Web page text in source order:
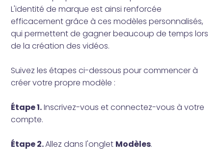
L'identité de marque est ainsi renforcée
efficacement grâce à ces modèles personnalisés,
qui permettent de gagner beaucoup de temps lors
de la création des vidéos.
Suivez les étapes ci-dessous pour commencer à
créer votre propre modèle :
Étape 1.Inscrivez-vous et connectez-vous à votre
compte.
Étape 2.Allez dans l'onglet Modèles.